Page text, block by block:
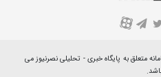
A
متعلق به پایگاه خبری - تحلیلی نصرنیوز می